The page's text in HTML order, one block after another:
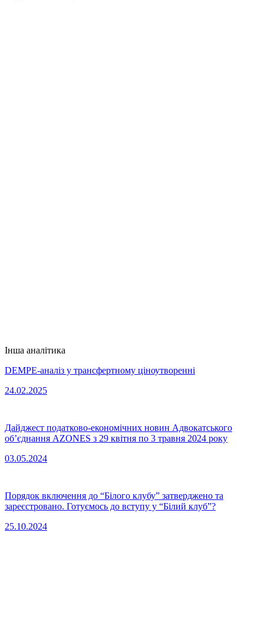
Інша аналітика
DEMPE-аналіз у трансфертному ціноутворенні
24.02.2025
Дайджест податково-економічних новин Адвокатського
об’єднання AZONES з 29 квітня по 3 травня 2024 року
03.05.2024
Порядок включення до “Білого клубу” затверджено та
зареєстровано. Готуємось до вступу у “Білий клуб”?
25.10.2024